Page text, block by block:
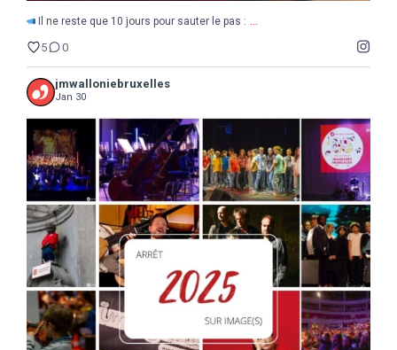
Il ne reste que 10 jours pour sauter le pas : ...
5 0
jmwalloniebruxelles
Jan 30
2025 Une année de découvertes, d`étonnements, ...